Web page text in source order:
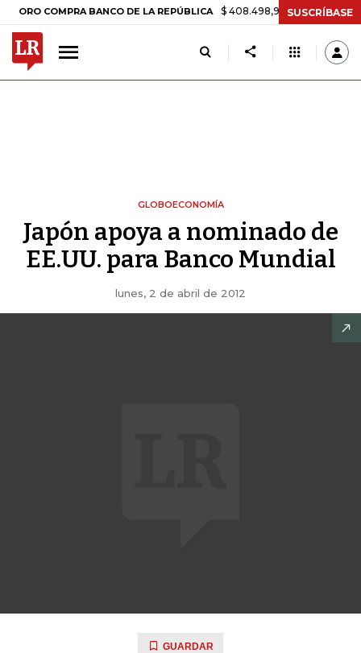
COMPRA BANCO DE LA REPÚBLICA $ 408.498,97 +$ 8.753,81 +2,19%
SUSCRÍBASE
GLOBOECONOMÍA
Japón apoya a nominado de
EE.UU. para Banco Mundial
lunes, 2 de abril de 2012
GUARDAR